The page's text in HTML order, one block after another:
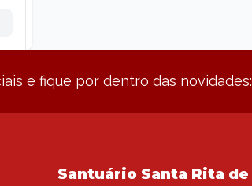
e fique por dentro das novidades:
Santuário Santa Rita de